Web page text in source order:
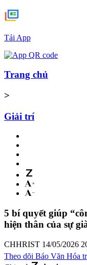
Tải App
Trang chủ
>
Giải trí
5 bí quyết giúp
hiện thân của sự
CHHRIST 14/05/2026
Theo dõi Báo Văn Hóa